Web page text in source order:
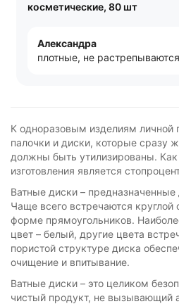
косметические, 80 шт
Александра
плотные, не растрепываются
К одноразовым изделиям личной
палочки и диски, которые сразу
должны быть утилизированы.
изготовления является
Ватные диски –
Чаще всего встречаются
форме прямоугольников.
цвет – белый, другие цвета
пористой структуре диска
очищение и впитывание.
Ватные диски – это целиком
чистый продукт, не вызывающий